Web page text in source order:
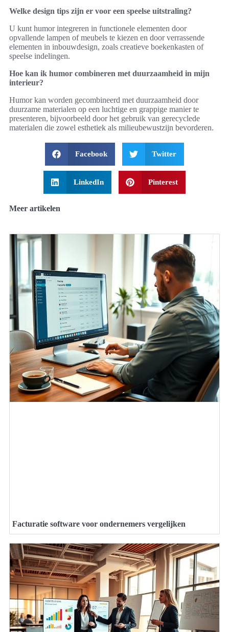
Welke design tips zijn er voor een speelse uitstraling?
U kunt humor integreren in functionele elementen door
opvallende lampen of meubels te kiezen en door verrassende
elementen in inbouwdesign, zoals creatieve boekenkasten of
speelse indelingen.
Hoe kan ik humor combineren met duurzaamheid in mijn
interieur?
Humor kan worden gecombineerd met duurzaamheid door
duurzame materialen op een luchtige en grappige manier te
presenteren, bijvoorbeeld door het gebruik van gerecyclede
materialen die zowel esthetiek als milieubewustzijn bevorderen.
Facebook Twitter
LinkedIn Pinterest
Meer artikelen
Facturatie software voor ondernemers vergelijken